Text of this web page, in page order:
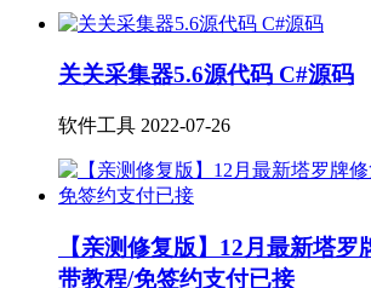
关关采集器5.6源代码 C#源码
软件工具 2022-07-26
【亲测修复版】12月最新塔
带教程/免签约支付已接